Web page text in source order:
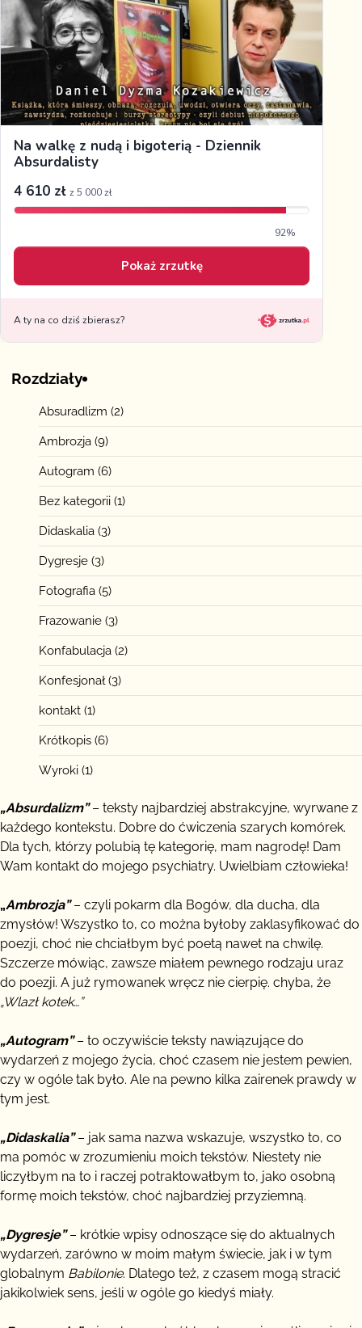
Rozdziały
Absuradlizm (2)
Ambrozja (9)
Autogram (6)
Bez kategorii (1)
Didaskalia (3)
Dygresje (3)
Fotografia (5)
Frazowanie (3)
Konfabulacja (2)
Konfesjonał(3)
kontakt (1)
Krótkopis (6)
Wyroki (1)
„Absurdalizm”– teksty najbardziej abstrakcyjne, wyrwane z
każdego kontekstu. Dobre do ćwiczenia szarych komórek.
Dla tych, którzy polubią tę kategorię, mam nagrodę! Dam
Wam kontakt do mojego psychiatry. Uwielbiam człowieka!
„Ambrozja”– czyli pokarm dla Bogów, dla ducha, dla
zmysłów! Wszystko to, co można byłoby zaklasyfikować do
poezji, choć nie chciałbym być poetą nawet na chwilę.
Szczerze mówiąc, zawsze miałem pewnego rodzaju uraz
do poezji. A już rymowanek wręcz nie cierpię. chyba, że
„Wlazł kotek…”
„Autogram”– to oczywiście teksty nawiązujące do
wydarzeń z mojego życia, choć czasem nie jestem pewien,
czy w ogóle tak było. Ale na pewno kilka zairenek prawdy w
tym jest.
„Didaskalia”– jak sama nazwa wskazuje, wszystko to, co
ma pomóc w zrozumieniu moich tekstów. Niestety nie
liczyłbym na to i raczej potraktowałbym to, jako osobną
formę moich tekstów, choć najbardziej przyziemną.
„Dygresje”– krótkie wpisy odnoszące się do aktualnych
wydarzeń, zarówno w moim małym świecie, jak i w tym
globalnym Babilonie. Dlatego też, z czasem mogą stracić
jakikolwiek sens, jeśli w ogóle go kiedyś miały.